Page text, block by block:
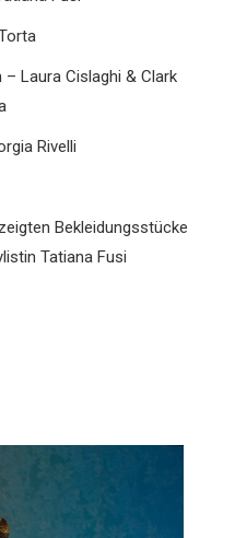
Laura Cislaghi & Clark
Rivelli
Bekleidungsstücke
Tatiana Fusi